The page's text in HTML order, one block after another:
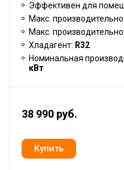
Эффективен для
Макс.
Макс.
Хладагент: R32
Номинальная
кВт
38 990 руб.